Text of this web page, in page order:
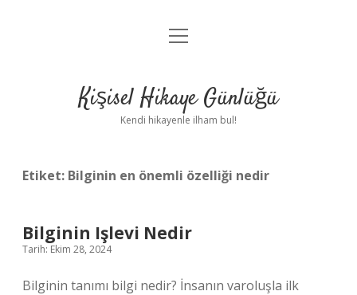
Anasayfa
Yasal Uyarı
menüyü
Kişisel Hikaye Günlüğü
Kendi hikayenle ilham bul!
Etiket: Bilginin en önemli özelliği nedir
Bilginin Işlevi Nedir
Tarih: Ekim 28, 2024
Bilginin tanımı bilgi nedir? İnsanın varoluşla ilk